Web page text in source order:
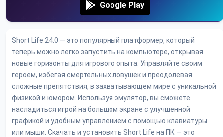
Google Play
Short Life 24.0 — это популярный платформер, который
теперь можно легко запустить на компьютере, открывая
новые горизонты для игрового опыта. Управляйте своим
героем, избегая смертельных ловушек и преодолевая
сложные препятствия, в захватывающем мире с уникальной
физикой и юмором. Используя эмулятор, вы сможете
насладиться игрой на большом экране с улучшенной
графикой и удобным управлением с помощью клавиатуры
или мыши. Скачать и установить Short Life на ПК — это